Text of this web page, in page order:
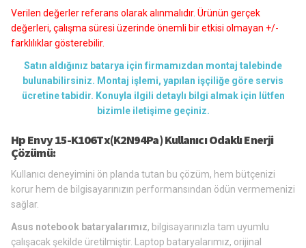
Verilen değerler referans olarak alınmalıdır. Ürünün gerçek
değerleri, çalışma süresi üzerinde önemli bir etkisi olmayan +/-
farklılıklar gösterebilir.
Satın aldığınız batarya için firmamızdan montaj talebinde
bulunabilirsiniz. Montaj işlemi, yapılan işçiliğe göre servis
ücretine tabidir. Konuyla ilgili detaylı bilgi almak için lütfen
bizimle iletişime geçiniz.
Hp Envy 15-K106Tx(K2N94Pa) Kullanıcı Odaklı Enerji
Çözümü:
Kullanıcı deneyimini ön planda tutan bu çözüm, hem bütçenizi
korur hem de bilgisayarınızın performansından ödün vermemenizi
sağlar.
Asus notebook bataryalarımız, bilgisayarınızla tam uyumlu
çalışacak şekilde üretilmiştir. Laptop bataryalarımız, orijinal